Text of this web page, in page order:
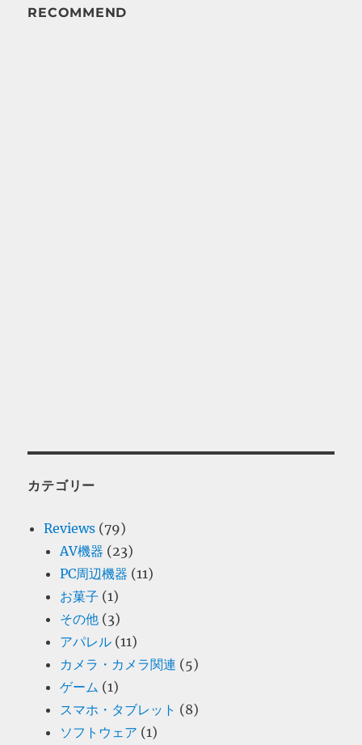
RECOMMEND
カテゴリー
Reviews (79)
AV機器 (23)
PC周辺機器 (11)
お菓子 (1)
その他 (3)
アパレル (11)
カメラ・カメラ関連 (5)
ゲーム (1)
スマホ・タブレット (8)
ソフトウェア (1)